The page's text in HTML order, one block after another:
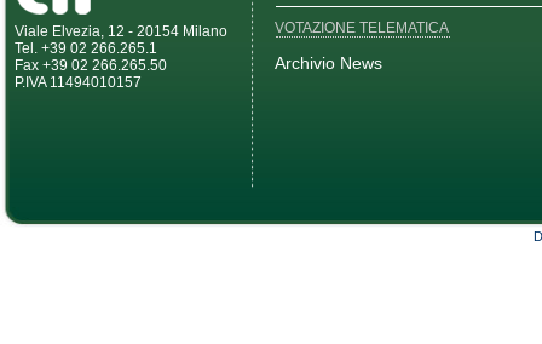
Viale Elvezia, 12 - 20154 Milano
Tel. +39 02 266.265.1
Fax +39 02 266.265.50
P.IVA 11494010157
VOTAZIONE TELEMATICA
Archivio News